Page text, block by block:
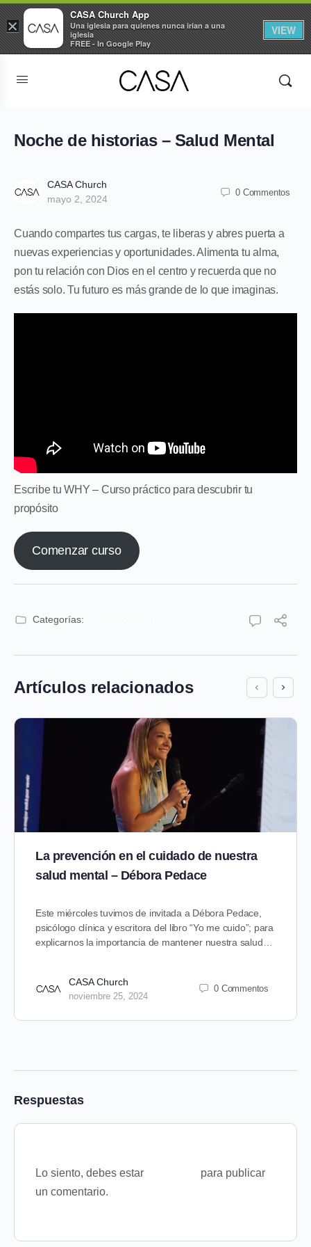
Noche de historias – Salud Mental
CASA Church
mayo 2, 2024
0 Commentos
Cuando compartes tus cargas, te liberas y abres puerta a
nuevas experiencias y oportunidades. Alimenta tu alma,
pon tu relación con Dios en el centro y recuerda que no
estás solo. Tu futuro es más grande de lo que imaginas.
Escribe tu WHY – Curso práctico para descubrir tu
propósito
Comenzar curso
Categorías:
Artículos relacionados
La prevención en el cuidado de nuestra
salud mental – Débora Pedace
Este miércoles tuvimos de invitada a Débora Pedace,
psicólogo clínica y escritora del libro “Yo me cuido”; para
explicarnos la importancia de mantener nuestra salud…
CASA Church
noviembre 25, 2024
0 Commentos
Respuestas
Lo siento, debes estar
para publicar
un comentario.
×
CASA Church App
Una iglesia para quienes nunca irían a una
iglesia
FREE - In Google Play
VIEW